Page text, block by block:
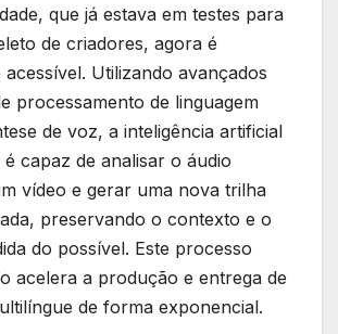
que já estava em testes para
de criadores, agora é
acessível. Utilizando avançados
processamento de linguagem
de voz, a inteligência artificial
capaz de analisar o áudio
vídeo e gerar uma nova trilha
preservando o contexto e o
do possível. Este processo
acelera a produção e entrega de
de forma exponencial.